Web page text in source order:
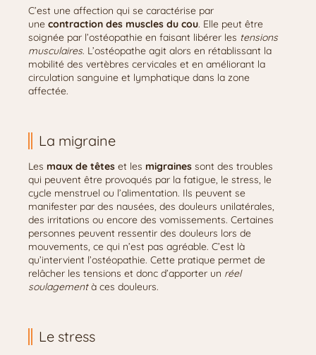
C’est une affection qui se caractérise par
une contraction des muscles du cou. Elle peut être
soignée par l’ostéopathie en faisant libérer les tensions
musculaires. L’ostéopathe agit alors en rétablissant la
mobilité des vertèbres cervicales et en améliorant la
circulation sanguine et lymphatique dans la zone
affectée.
La migraine
Les maux de têtes et les migraines sont des troubles
qui peuvent être provoqués par la fatigue, le stress, le
cycle menstruel ou l’alimentation. Ils peuvent se
manifester par des nausées, des douleurs unilatérales,
des irritations ou encore des vomissements. Certaines
personnes peuvent ressentir des douleurs lors de
mouvements, ce qui n’est pas agréable. C’est là
qu’intervient l’ostéopathie. Cette pratique permet de
relâcher les tensions et donc d’apporter un réel
soulagementà ces douleurs.
Le stress